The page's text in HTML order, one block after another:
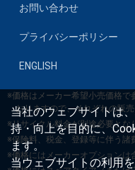
当社のウェブサイトは
持・向上を目的に、
ます。
当ウェブサイトの利用
お問い合わせ
プライバシーポリシー
ENGLISH
※価格はメーカー希望小売価格で
おりますので、それぞれの販
※リサイクル料金が別途必要とな
※保険料、税金、登録等に伴う諸
※価格にはメーカーオプションは